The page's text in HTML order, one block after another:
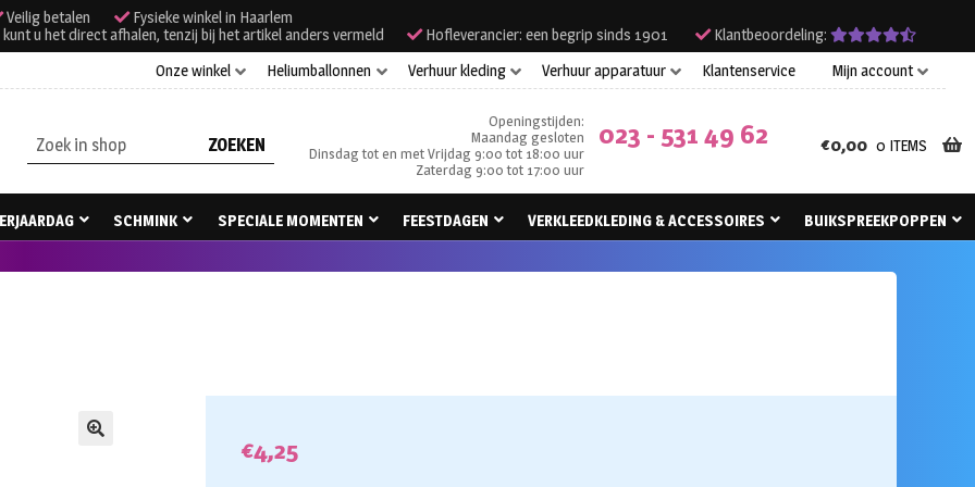
Veilig betalen
Fysieke winkel in Haarlem
u het direct afhalen, tenzij bij het artikel anders vermeld
Hofleverancier: een begrip sinds 1901
Klantbeoordeling:
Onze winkel
Heliumballonnen Verhuur kleding Verhuur apparatuur Klantenservice Mijn account
Zoeken
naar:
Openingstijden:
Maandag gesloten
Dinsdag tot en met Vrijdag 9:00 tot 18:00 uur
Zaterdag 9:00 tot 17:00 uur
023 - 531 49 62 €0,00 0 ITEMS
SCHMINK SPECIALE MOMENTEN FEESTDAGEN VERKLEEDKLEDING & ACCESSOIRES
BUIKSPREEKPOPPEN
€4,25